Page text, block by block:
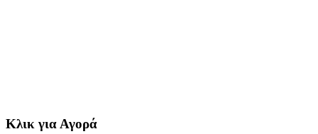
Κλικ για Αγορά